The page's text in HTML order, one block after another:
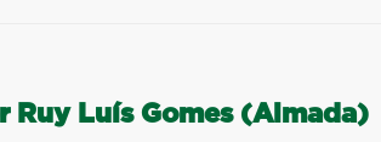
Ruy Luís Gomes (Almada)